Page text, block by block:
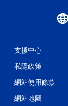
支援中心
私隱政策
網站使用條款
網站地圖